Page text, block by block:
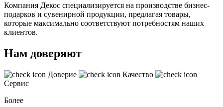
Компания Декос специализируется на производстве бизнес-
подарков и сувенирной продукции, предлагая товары,
которые максимально соответствуют потребностям наших
клиентов.
Нам доверяют
Доверие
Качество
Сервис
Более